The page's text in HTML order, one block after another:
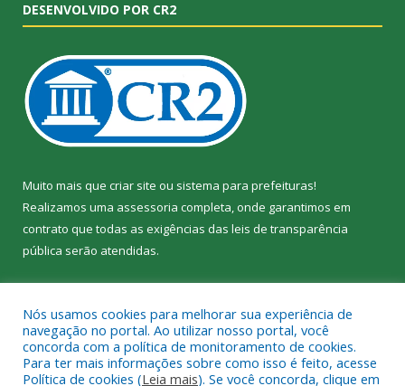
DESENVOLVIDO POR CR2
Muito mais que criar site ou sistema para prefeituras!
Realizamos uma assessoria completa, onde garantimos em
contrato que todas as exigências das leis de transparência
pública serão atendidas.
Nós usamos cookies para melhorar sua experiência de
navegação no portal. Ao utilizar nosso portal, você
concorda com a política de monitoramento de cookies.
Para ter mais informações sobre como isso é feito, acesse
Política de cookies (Leia mais). Se você concorda, clique em